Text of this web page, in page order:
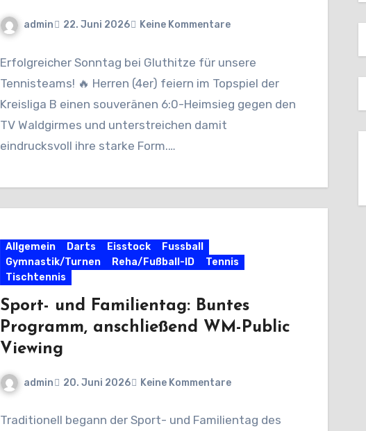
admin 22. Juni 2026 Keine Kommentare
Erfolgreicher Sonntag bei Gluthitze für unsere
Tennisteams! 🔥 Herren (4er) feiern im Topspiel der
Kreisliga B einen souveränen 6:0-Heimsieg gegen den
TV Waldgirmes und unterstreichen damit
eindrucksvoll ihre starke Form.…
Allgemein Darts Eisstock
Fussball
Gymnastik/Turnen
Reha/Fußball-ID
Tennis
Tischtennis
Sport- und Familientag: Buntes
Programm, anschließend WM-Public
Viewing
admin 20. Juni 2026 Keine Kommentare
Traditionell begann der Sport- und Familientag des